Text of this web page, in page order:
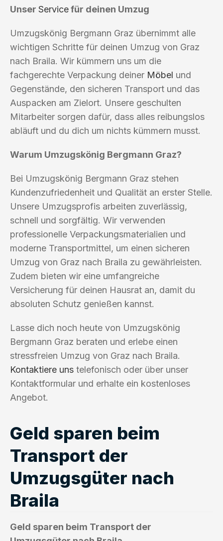
Unser Servicefür deinen Umzug
Umzugskönig Bergmann Graz übernimmt alle
wichtigen Schritte für deinen Umzug von Graz
nach Braila. Wir kümmern uns um die
fachgerechte Verpackung deiner Möbel und
Gegenstände, den sicheren Transport und das
Auspacken am Zielort. Unsere geschulten
Mitarbeiter sorgen dafür, dass alles reibungslos
abläuft und du dich um nichts kümmern musst.
Warum Umzugskönig Bergmann Graz?
Bei Umzugskönig Bergmann Graz stehen
Kundenzufriedenheit und Qualität an erster Stelle.
Unsere Umzugsprofis arbeiten zuverlässig,
schnell und sorgfältig. Wir verwenden
professionelle Verpackungsmaterialien und
moderne Transportmittel, um einen sicheren
Umzug von Graz nach Braila zu gewährleisten.
Zudem bieten wir eine umfangreiche
Versicherung für deinen Hausrat an, damit du
absoluten Schutz genießen kannst.
Lasse dich noch heute von Umzugskönig
Bergmann Graz beraten und erlebe einen
stressfreien Umzug von Graz nach Braila.
Kontaktiere uns telefonisch oder über unser
Kontaktformular und erhalte ein kostenloses
Angebot.
Geld sparen beim
Transport der
Umzugsgüter nach
Braila
Geld sparen beim Transport der